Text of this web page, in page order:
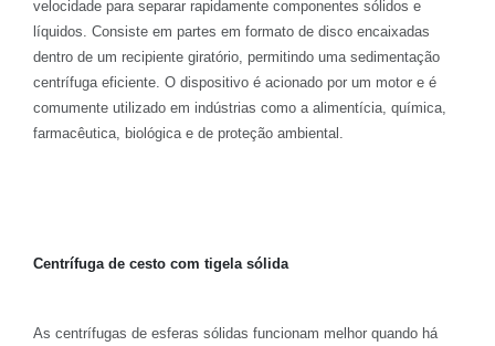
velocidade para separar rapidamente componentes sólidos e
líquidos. Consiste em partes em formato de disco encaixadas
dentro de um recipiente giratório, permitindo uma sedimentação
centrífuga eficiente. O dispositivo é acionado por um motor e é
comumente utilizado em indústrias como a alimentícia, química,
farmacêutica, biológica e de proteção ambiental.
Centrífuga de cesto com tigela sólida
As centrífugas de esferas sólidas funcionam melhor quando há